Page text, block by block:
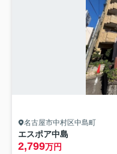
名古屋市中村区中島町
エスポア中島
2,799万円